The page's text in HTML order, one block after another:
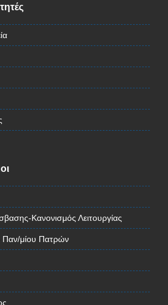
Κανονισμός Λειτουργίας
Παν/μίου Πατρών